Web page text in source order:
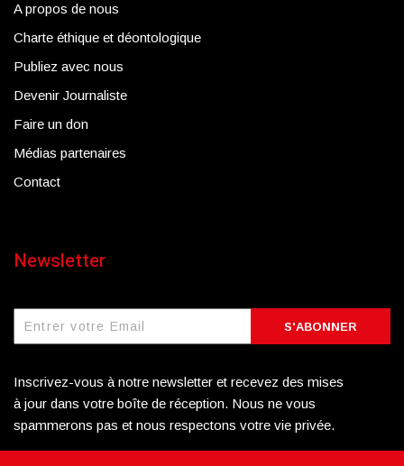
A propos de nous
Charte éthique et déontologique
Publiez avec nous
Devenir Journaliste
Faire un don
Médias partenaires
Contact
Newsletter
S'ABONNER
Inscrivez-vous à notre newsletter et recevez des mises
à jour dans votre boîte de réception. Nous ne vous
spammerons pas et nous respectons votre vie privée.